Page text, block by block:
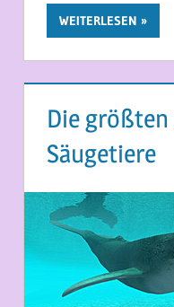
WEITERLESEN
Die
Säugetiere
7. MAI 2013
MARTINA BERG